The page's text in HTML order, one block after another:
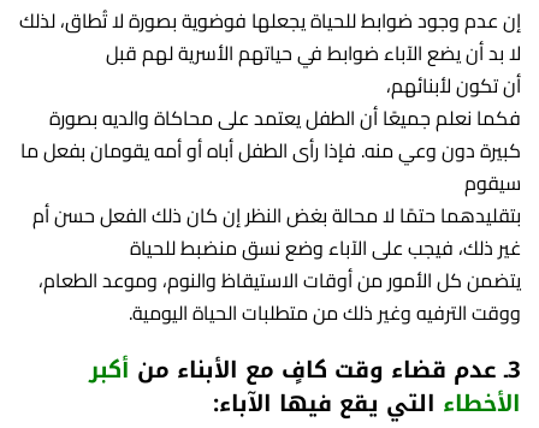
إن عدم وجود ضوابط للحياة يجعلها فوضوية بصورة لا تُطاق، لذلك
لا بد أن يضع الآباء ضوابط في حياتهم الأسرية لهم قبل
أن تكون لأبنائهم،
فكما نعلم جميعًا أن الطفل يعتمد على محاكاة والديه بصورة
كبيرة دون وعي منه. فإذا رأى الطفل أباه أو أمه يقومان بفعل ما
سيقوم
بتقليدهما حتمًا لا محالة بغض النظر إن كان ذلك الفعل حسن أم
غير ذلك، فيجب على الآباء وضع نسق منضبط للحياة
يتضمن كل الأمور من أوقات الاستيقاظ والنوم، وموعد الطعام،
ووقت الترفيه وغير ذلك من متطلبات الحياة اليومية.
3ـ عدم قضاء وقت كافٍ مع الأبناء من
أكبر
الأخطاء التي يقع فيها الآباء: